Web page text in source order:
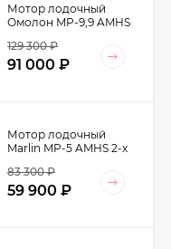
Мотор лодочный
Омолон MP-9,9 AMHS
129 300₽
91 000 ₽
Мотор лодочный
Marlin MP-5 AMHS 2-х
83 300₽
59 900 ₽